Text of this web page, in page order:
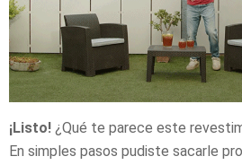
¡Listo! ¿Qué te parece este
En simples pasos pudiste sacarle